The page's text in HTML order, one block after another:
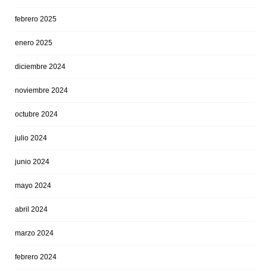
febrero 2025
enero 2025
diciembre 2024
noviembre 2024
octubre 2024
julio 2024
junio 2024
mayo 2024
abril 2024
marzo 2024
febrero 2024